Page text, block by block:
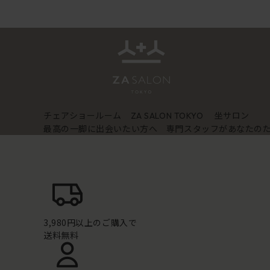
チェアショールーム ZA SALON TOKYO
坐サロン
最高の一脚に出会いたい方へ 専門スタッフがあなたの
3,980円以上のご購入で
送料無料